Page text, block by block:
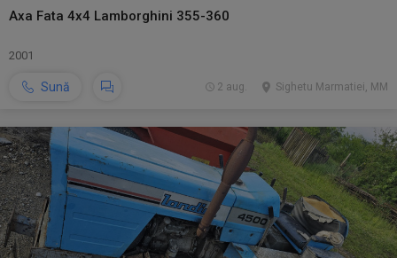
Axa Fata 4x4 Lamborghini 355-360
2001
Sună Sighetu Marmatiei, MM
2 aug.